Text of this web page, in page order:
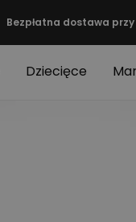
Bezpłatna dostawa
Dziecięce